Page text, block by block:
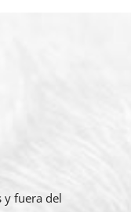
y fuera del